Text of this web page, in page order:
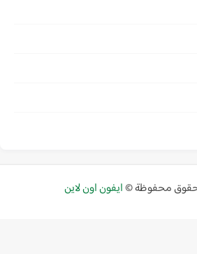
محفوظة ©ايفون اون لاين